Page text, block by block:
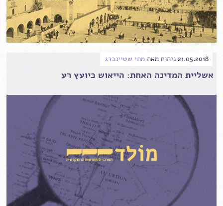
21.05.2018 ניתוח מאת מתי שטיינברג
אשליית המדינה האחת: הייאוש כיועץ רע